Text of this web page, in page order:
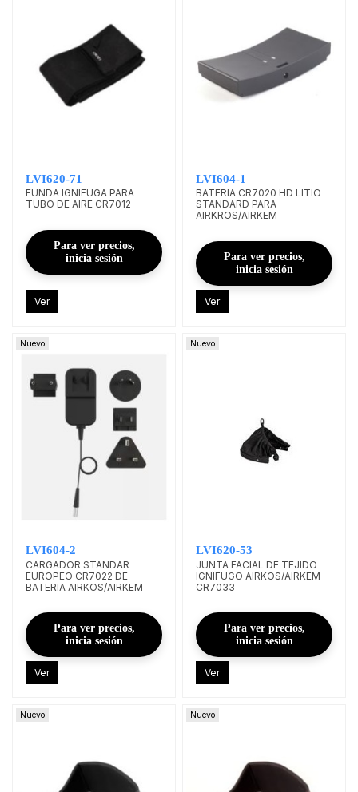
LVI620-71
FUNDA IGNIFUGA PARA
TUBO DE AIRE CR7012
Para ver precios,
inicia sesión
Ver
LVI604-1
BATERIA CR7020 HD LITIO
STANDARD PARA
AIRKROS/AIRKEM
Para ver precios,
inicia sesión
Ver
Nuevo
LVI604-2
CARGADOR STANDAR
EUROPEO CR7022 DE
BATERIA AIRKOS/AIRKEM
Para ver precios,
inicia sesión
Ver
Nuevo
LVI620-53
JUNTA FACIAL DE TEJIDO
IGNIFUGO AIRKOS/AIRKEM
CR7033
Para ver precios,
inicia sesión
Ver
Nuevo Nuevo